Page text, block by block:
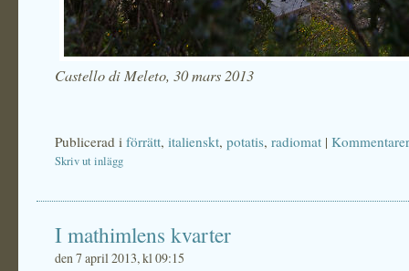
Castello di Meleto, 30 mars 2013
Publicerad i förrätt, italienskt, potatis, radiomat |
Skriv ut inlägg
I mathimlens kvarter
den 7 april 2013, kl 09:15